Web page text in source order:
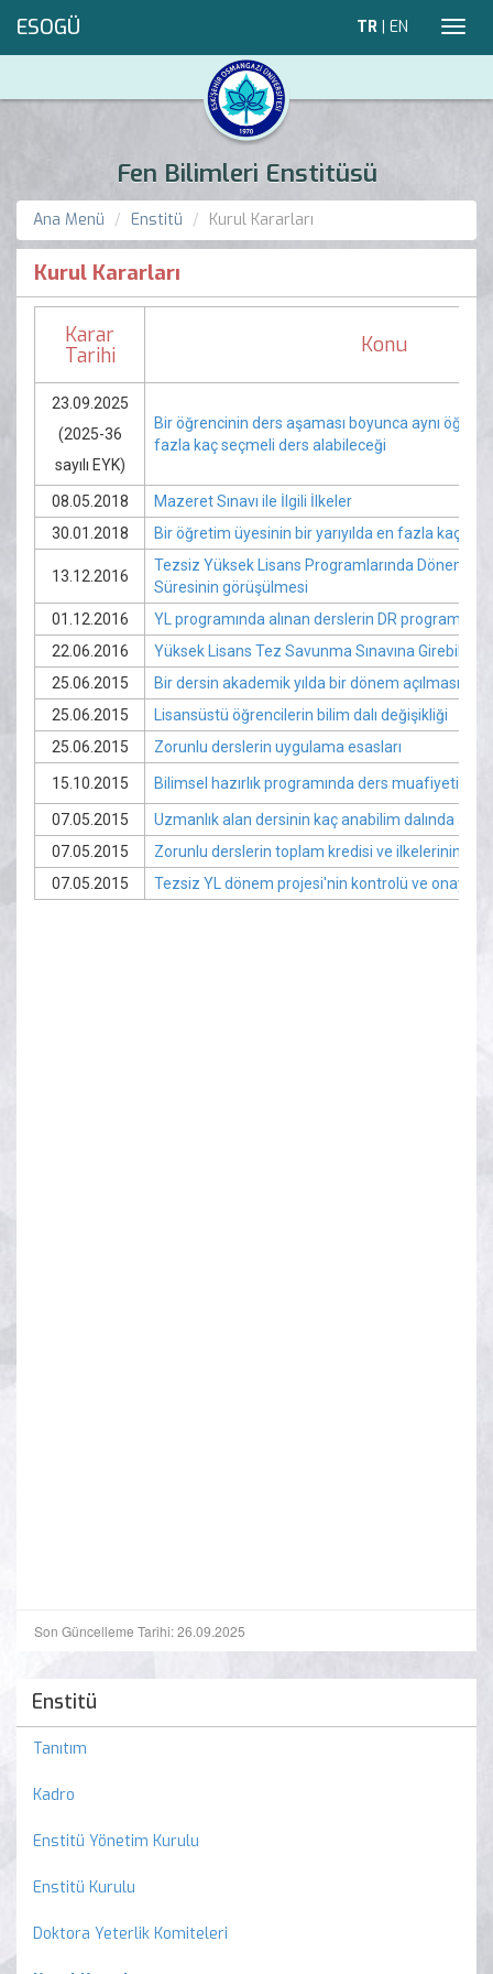
ESOGÜ TR | EN
Fen Bilimleri Enstitüsü
Ana Menü Enstitü Kurul Kararları
Kurul Kararları
Karar
Tarihi Konu
23.09.2025
(2025-36
sayılı EYK)
Bir öğrencinin ders aşaması boyunca aynı
fazla kaç seçmeli ders alabileceği
08.05.2018
Mazeret Sınavı ile İlgili İlkeler
30.01.2018
Bir öğretim üyesinin bir yarıyılda en fazla kaç
13.12.2016
Tezsiz Yüksek Lisans Programlarında Dönem
Süresinin görüşülmesi
01.12.2016
YL programında alınan derslerin DR
22.06.2016
Yüksek Lisans Tez Savunma Sınavına Girebilme
25.06.2015
Bir dersin akademik yılda bir dönem açılması
25.06.2015
Lisansüstü öğrencilerin bilim dalı değişikliği
25.06.2015
Zorunlu derslerin uygulama esasları
15.10.2015 Bilimsel hazırlık programında ders muafiyeti
07.05.2015
Uzmanlık alan dersinin kaç anabilim dalında
07.05.2015
Zorunlu derslerin toplam kredisi ve ilkelerinin
07.05.2015
Tezsiz YL dönem projesi'nin kontrolü ve onay
Son Güncelleme Tarihi: 26.09.2025
Enstitü
Tanıtım
Kadro
Enstitü Yönetim Kurulu
Enstitü Kurulu
Doktora Yeterlik Komiteleri